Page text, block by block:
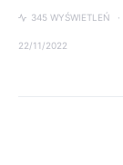
345 WYŚWIETLEŃ
22/11/2022